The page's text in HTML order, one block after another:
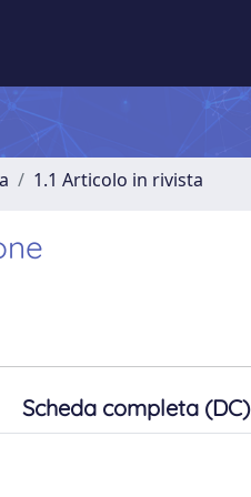
1.1 Articolo in rivista
Scheda completa (DC)